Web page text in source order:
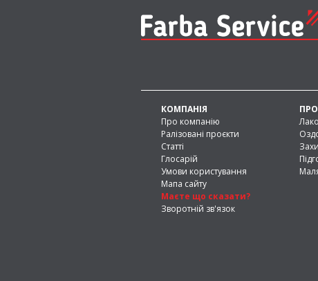
КОМПАНІЯ
Про компанію
Ралізовані проєкти
Статті
Глосарій
Умови користування
Мапа сайту
Маєте що сказати?
Зворотній зв'язок